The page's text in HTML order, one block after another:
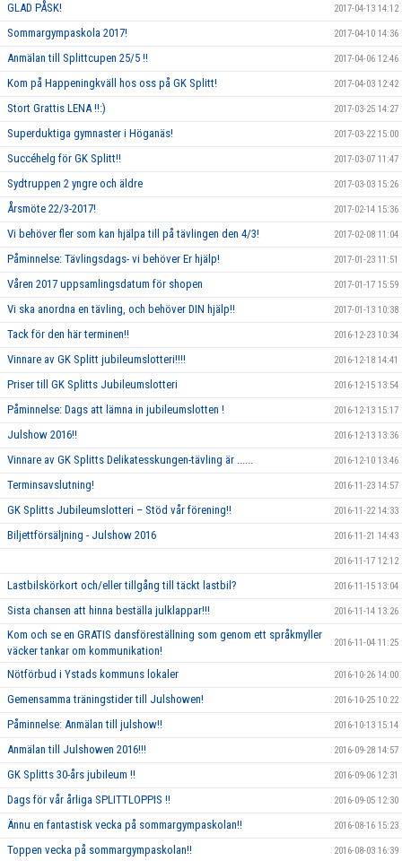
GLAD PÅSK! 2017-04-13 14:12
Sommargympaskola 2017! 2017-04-10 14:36
Anmälan till Splittcupen 25/5 !! 2017-04-06 12:46
Kom på Happeningkväll hos oss på GK Splitt! 2017-04-03 12:42
Stort Grattis LENA !!:) 2017-03-25 14:27
Superduktiga gymnaster i Höganäs! 2017-03-22 15:00
Succéhelg för GK Splitt!! 2017-03-07 11:47
Sydtruppen 2 yngre och äldre 2017-03-03 15:26
Årsmöte 22/3-2017! 2017-02-14 15:36
Vi behöver fler som kan hjälpa till på tävlingen den 4/3! 2017-02-08 11:04
Påminnelse: Tävlingsdags- vi behöver Er hjälp! 2017-01-23 11:51
Våren 2017 uppsamlingsdatum för shopen 2017-01-17 15:59
Vi ska anordna en tävling, och behöver DIN hjälp!! 2017-01-13 10:38
Tack för den här terminen!! 2016-12-23 10:34
Vinnare av GK Splitt jubileumslotteri!!!! 2016-12-18 14:41
Priser till GK Splitts Jubileumslotteri 2016-12-15 13:54
Påminnelse: Dags att lämna in jubileumslotten ! 2016-12-13 15:17
Julshow 2016!! 2016-12-13 13:36
Vinnare av GK Splitts Delikatesskungen-tävling är ...... 2016-12-10 13:46
Terminsavslutning! 2016-11-23 14:57
GK Splitts Jubileumslotteri – Stöd vår förening!! 2016-11-22 14:33
Biljettförsäljning - Julshow 2016 2016-11-21 14:43
2016-11-17 12:12
Lastbilskörkort och/eller tillgång till täckt lastbil? 2016-11-15 13:04
Sista chansen att hinna beställa julklappar!!! 2016-11-14 13:26
Kom och se en GRATIS dansföreställning som genom ett språkmyller
väcker tankar om kommunikation!
2016-11-04 11:25
Nötförbud i Ystads kommuns lokaler 2016-10-26 14:00
Gemensamma träningstider till Julshowen! 2016-10-25 10:22
Påminnelse: Anmälan till julshow!! 2016-10-13 15:14
Anmälan till Julshowen 2016!!! 2016-09-28 14:57
GK Splitts 30-års jubileum !! 2016-09-06 12:31
Dags för vår årliga SPLITTLOPPIS !! 2016-09-05 12:30
Ännu en fantastisk vecka på sommargympaskolan!! 2016-08-16 15:23
Toppen vecka på sommargympaskolan!! 2016-08-03 16:39